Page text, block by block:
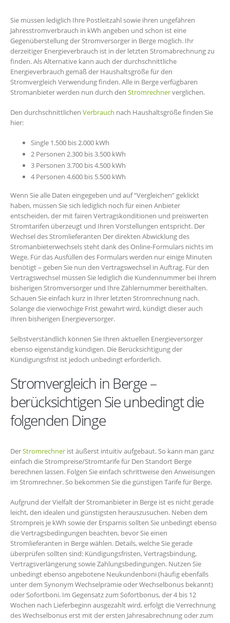
Sie müssen lediglich Ihre Postleitzahl sowie ihren ungefähren
Jahresstromverbrauch in kWh angeben und schon ist eine
Gegenüberstellung der Stromversorger in Berge möglich. Ihr
derzeitiger Energieverbrauch ist in der letzten Stromabrechnung zu
finden. Als Alternative kann auch der durchschnittliche
Energieverbrauch gemäß der Haushaltsgröße für den
Stromvergleich Verwendung finden. Alle in Berge verfügbaren
Stromanbieter werden nun durch den Stromrechnerverglichen.
Den durchschnittlichen Verbrauch nach Haushaltsgröße finden Sie
hier:
Single 1.500 bis 2.000 kWh
2 Personen 2.300 bis 3.500 kWh
3 Personen 3.700 bis 4.500 kWh
4 Personen 4.600 bis 5.500 kWh
Wenn Sie alle Daten eingegeben und auf “Vergleichen” geklickt
haben, müssen Sie sich lediglich noch für einen Anbieter
entscheiden, der mit fairen Vertragskonditionen und preiswerten
Stromtarifen überzeugt und Ihren Vorstellungen entspricht. Der
Wechsel des Stromlieferanten Der direkten Abwicklung des
Stromanbieterwechsels steht dank des Online-Formulars nichts im
Wege. Für das Ausfüllen des Formulars werden nur einige Minuten
benötigt – geben Sie nun den Vertragswechsel in Auftrag. Für den
Vertragswechsel müssen Sie lediglich die Kundennummer bei Ihrem
bisherigen Stromversorger und Ihre Zählernummer bereithalten.
Schauen Sie einfach kurz in Ihrer letzten Stromrechnung nach.
Solange die vierwöchige Frist gewahrt wird, kündigt dieser auch
Ihren bisherigen Energieversorger.
Selbstverständlich können Sie Ihren aktuellen Energieversorger
ebenso eigenständig kündigen. Die Berücksichtigung der
Kündigungsfrist ist jedoch unbedingt erforderlich.
Stromvergleich in Berge –
berücksichtigen Sie unbedingt die
folgenden Dinge
DerStromrechner ist äußerst intuitiv aufgebaut. So kann man ganz
einfach die Strompreise/Stromtarife für Den Standort Berge
berechnen lassen. Folgen Sie einfach schrittweise den Anweisungen
im Stromrechner. So bekommen Sie die günstigen Tarife für Berge.
Aufgrund der Vielfalt der Stromanbieter in Berge ist es nicht gerade
leicht, den idealen und günstigsten herauszusuchen. Neben dem
Strompreis je kWh sowie der Ersparnis sollten Sie unbedingt ebenso
die Vertragsbedingungen beachten, bevor Sie einen
Stromlieferanten in Berge wählen. Details, welche Sie gerade
überprüfen sollten sind: Kündigungsfristen, Vertragsbindung,
Vertragsverlängerung sowie Zahlungsbedingungen. Nutzen Sie
unbedingt ebenso angebotene Neukundenboni (häufig ebenfalls
unter dem Synonym Wechselprämie oder Wechselbonus bekannt)
oder Sofortboni. Im Gegensatz zum Sofortbonus, der 4 bis 12
Wochen nach Lieferbeginn ausgezahlt wird, erfolgt die Verrechnung
des Wechselbonus erst mit der ersten Jahresabrechnung oder zum